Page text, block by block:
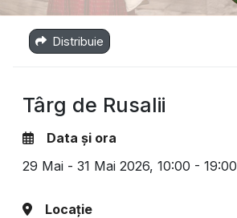
Distribuie
Târg de Rusalii
Data și ora
29 Mai - 31 Mai 2026, 10:00 - 19:00
Locație